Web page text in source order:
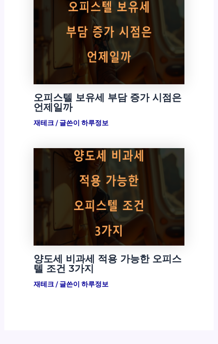
오피스텔 보유세 부담 증가 시점은
언제일까
재테크/ 글쓴이 하루정보
양도세 비과세 적용 가능한 오피스
텔 조건 3가지
재테크/ 글쓴이 하루정보